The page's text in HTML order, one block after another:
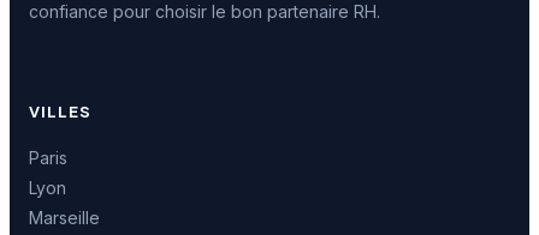
confiance pour choisir le bon partenaire RH.
VILLES
Paris
Lyon
Marseille